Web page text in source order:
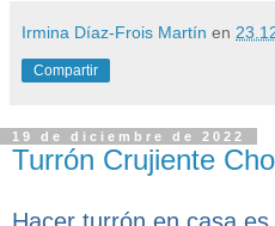
Irmina Díaz-Frois Martín en
Compartir
19 de diciembre de 2022
Turrón Crujiente